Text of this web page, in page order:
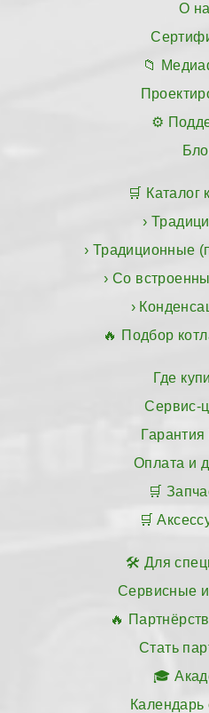
О
Каталог
Традиционные
Со
Подбор
Где
Сервис-
Оплата и
Для
Сервисные
Стать
Календарь